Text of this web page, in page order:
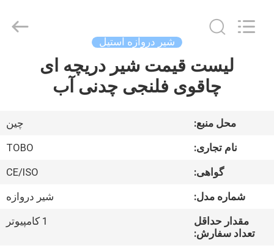
صفحه
محصولات
GROUP
شیر دروازه استیل
لیست قیمت شیر ​​دریچه ای
چاقوی فلنجی چدنی آب
محل منبع:
چین
نام تجاری:
TOBO
گواهی:
CE/ISO
شماره مدل:
شیر دروازه
مقدار حداقل
تعداد سفارش:
1 کامپیوتر